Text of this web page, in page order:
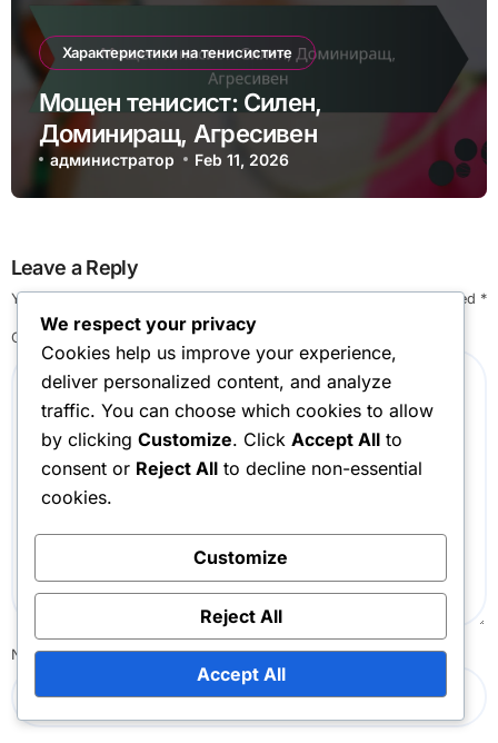
Характеристики на тенисистите
Мощен тенисист: Силен,
Доминиращ, Агресивен
администратор Feb 11, 2026
Leave a Reply
Your email address will not be published. Required fields are marked *
Comment
Name*
We respect your privacy
Cookies help us improve your experience,
deliver personalized content, and analyze
traffic. You can choose which cookies to allow
by clicking Customize. Click Accept All to
consent or Reject All to decline non-essential
cookies.
Customize
Reject All
Accept All